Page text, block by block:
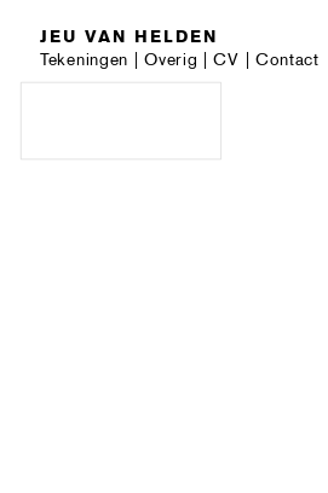
JEU VAN HELDEN
Tekeningen |Overig |CV | Contact